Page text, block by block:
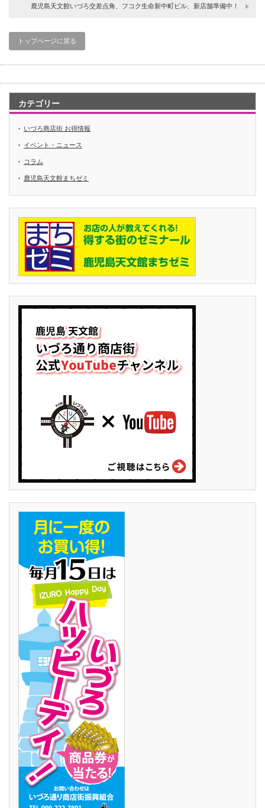
鹿児島天文館いづろ交差点角、フコク生命新中町ビル、新店舗準備中！
トップページに戻る
カテゴリー
いづろ商店街 お得情報
イベント・ニュース
コラム
鹿児島天文館まちゼミ